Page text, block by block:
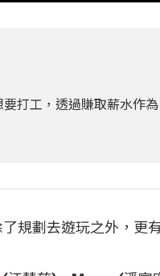
打工，透過賺取薪水作
規劃去遊玩之外，更